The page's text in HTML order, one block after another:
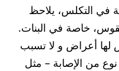
في التكلس، يلاحظ
خاصة في البنات.
لها أعراض و لا تسبب
من الإصابة – مثل